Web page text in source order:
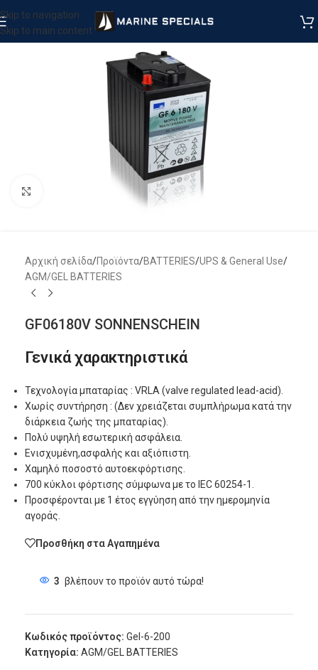
Skip to navigation
Skip to main content
Αρχική σελίδα/Προϊόντα/BATTERIES/UPS & General Use/
AGM/GEL BATTERIES
GF06180V SONNENSCHEIN
Γενικά χαρακτηριστικά
Τεχνολογία μπαταρίας : VRLA (valve regulated lead-acid).
Χωρίς συντήρηση : (Δεν χρειάζεται συμπλήρωμα κατά την
διάρκεια ζωής της μπαταρίας).
Πολύ υψηλή εσωτερική ασφάλεια.
Ενισχυμένη,ασφαλής και αξιόπιστη.
Χαμηλό ποσοστό αυτοεκφόρτισης.
700 κύκλοι φόρτισης σύμφωνα με το IEC 60254-1.
Προσφέρονται με 1 έτος εγγύηση από την ημερομηνία
αγοράς.
Προσθήκη στα Αγαπημένα
3 βλέπουν το προϊόν αυτό τώρα!
Κωδικός προϊόντος: Gel-6-200
Κατηγορία: AGM/GEL BATTERIES